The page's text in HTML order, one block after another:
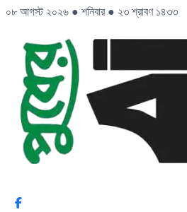
০৮ আগস্ট ২০২৬ ● শনিবার ● ২৩ শ্রাবণ ১৪৩৩